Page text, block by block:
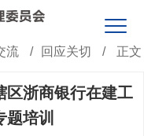
流 / 回应关切 / 正文
区浙商银行在建工
培训